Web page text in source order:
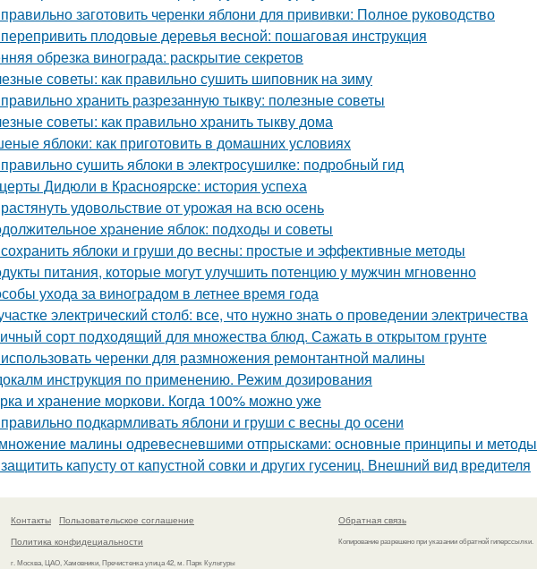
заготовить черенки яблони для прививки: Полное руководство
плодовые деревья весной: пошаговая инструкция
обрезка винограда: раскрытие секретов
советы: как правильно сушить шиповник на зиму
хранить разрезанную тыкву: полезные советы
советы: как правильно хранить тыкву дома
яблоки: как приготовить в домашних условиях
сушить яблоки в электросушилке: подробный гид
Дидюли в Красноярске: история успеха
удовольствие от урожая на всю осень
хранение яблок: подходы и советы
яблоки и груши до весны: простые и эффективные методы
питания, которые могут улучшить потенцию у мужчин мгновенно
ухода за виноградом в летнее время года
электрический столб: все, что нужно знать о проведении электричества
сорт подходящий для множества блюд. Сажать в открытом грунте
черенки для размножения ремонтантной малины
инструкция по применению. Режим дозирования
и хранение моркови. Когда 100% можно уже
подкармливать яблони и груши с весны до осени
малины одревесневшими отпрысками: основные принципы и методы
капусту от капустной совки и других гусениц. Внешний вид вредителя
Контакты
Пользовательское соглашение
Политика конфидециальности
г. Москва, ЦАО, Хамовники, Пречистенка улица 42, м. Парк Культуры
Обратная связь
Копирование разрешено при указании обратной гиперссылки.